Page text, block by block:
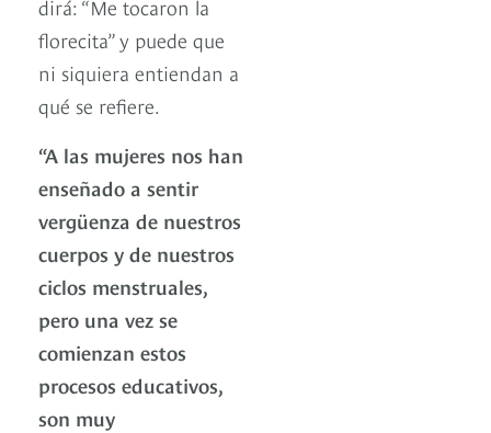
dirá: “Me tocaron la
florecita” y puede que
ni siquiera entiendan a
qué se refiere.
“A las mujeres nos han
enseñado a sentir
vergüenza de nuestros
cuerpos y de nuestros
ciclos menstruales,
pero una vez se
comienzan estos
procesos educativos,
son muy